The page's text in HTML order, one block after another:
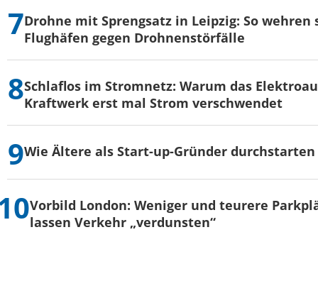
Drohne mit Sprengsatz in Leipzig: So wehren
Flughäfen gegen Drohnenstörfälle
Schlaflos im Stromnetz: Warum das
Kraftwerk erst mal Strom verschwendet
Wie Ältere als Start-up-Gründer durchstarten
Vorbild London: Weniger und teurere
lassen Verkehr „verdunsten“